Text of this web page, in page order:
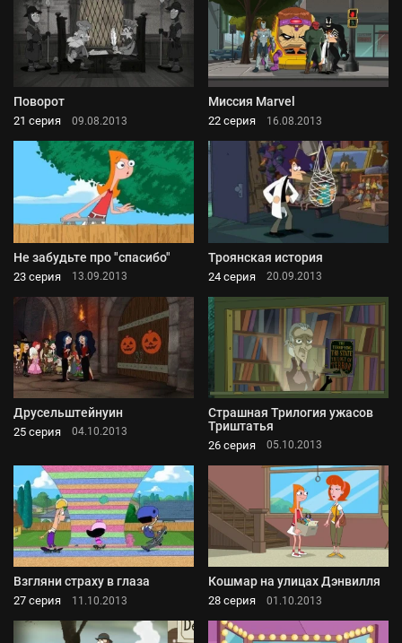
Поворот
21 серия 09.08.2013
Миссия Marvel
22 серия 16.08.2013
Не забудьте про "спасибо"
23 серия 13.09.2013
Троянская история
24 серия 20.09.2013
Друсельштейнуин
25 серия 04.10.2013
Страшная Трилогия ужасов
Триштатья
26 серия 05.10.2013
Взгляни страху в глаза
27 серия 11.10.2013
Кошмар на улицах Дэнвилля
28 серия 01.10.2013